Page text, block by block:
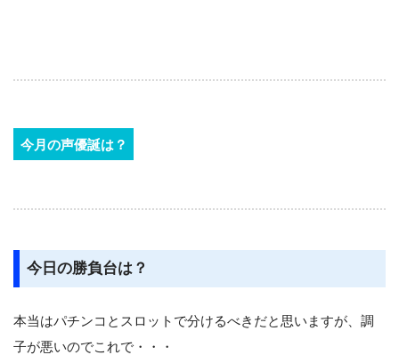
今月の声優誕は？
今日の勝負台は？
本当はパチンコとスロットで分けるべきだと思いますが、調
子が悪いのでこれで・・・